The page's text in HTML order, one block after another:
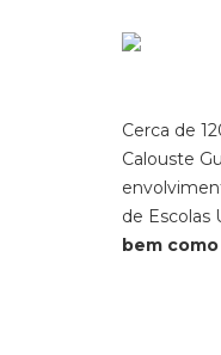
Cerca de
Calouste
de Escolas
bem